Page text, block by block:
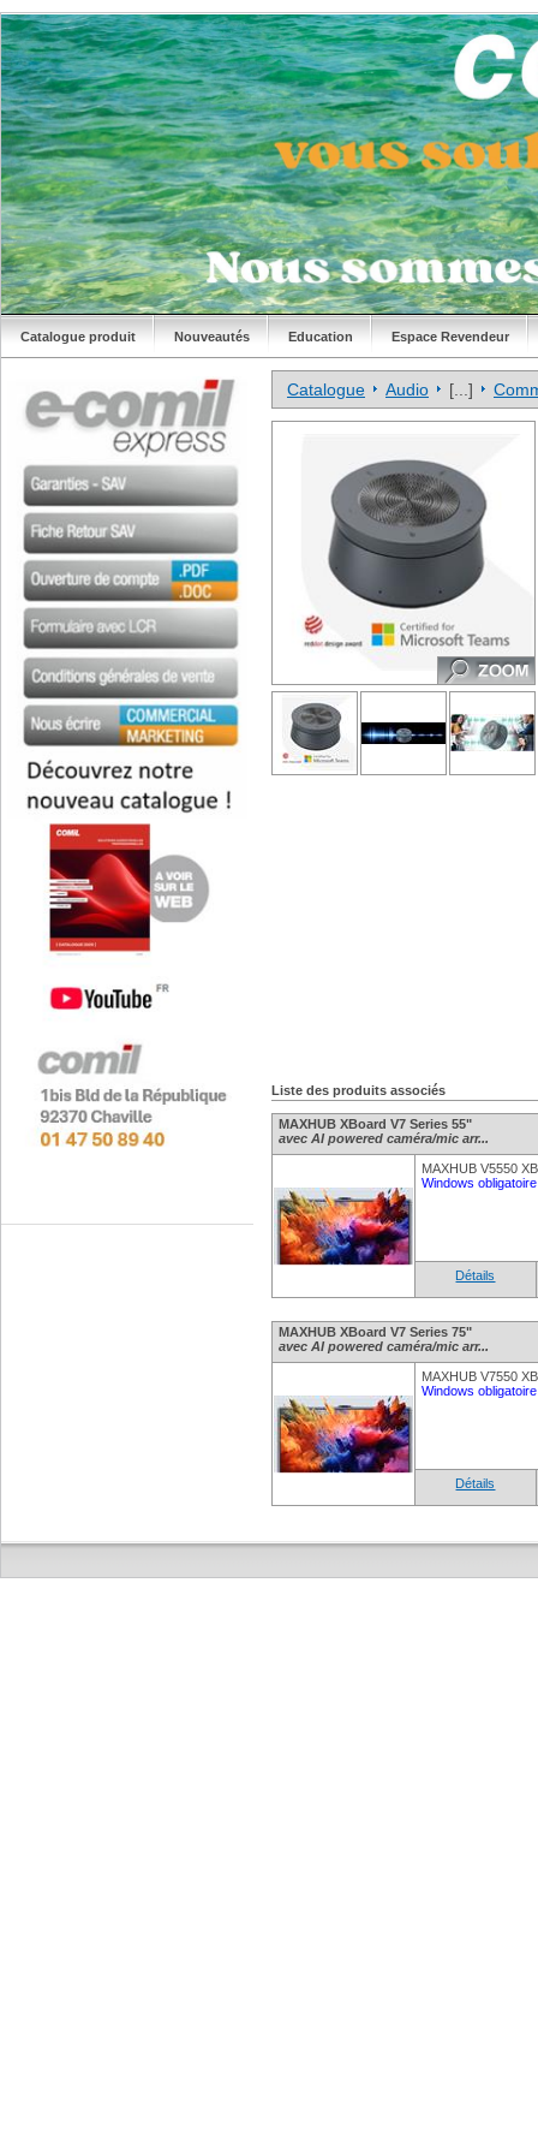
Catalogue produit Nouveautés Education Espace Revendeur
Catalogue Audio [...]
Liste des produits associés
MAXHUB XBoard V7 Series 55"
avec AI powered caméra/mic arr...
MAXHUB V5550
Windows
Détails
MAXHUB XBoard V7 Series 75"
avec AI powered caméra/mic arr...
MAXHUB V7550
Windows
Détails